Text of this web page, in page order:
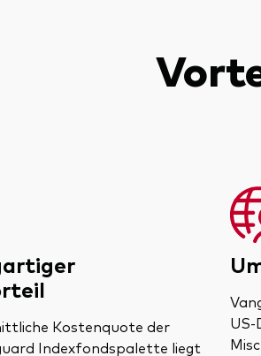
Kostenquote der
Indexfondspalette liegt
US-